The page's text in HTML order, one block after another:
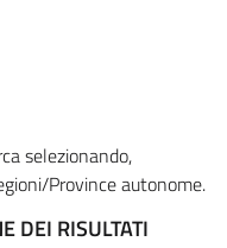
selezionando,
Province autonome.
DEI RISULTATI